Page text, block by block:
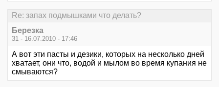
Re: запах подмышками что делать?
Березка
31 - 16.07.2010 - 17:46
А вот эти пасты и дезики, которых на несколько дней
хватает, они что, водой и мылом во время купания не
смываются?